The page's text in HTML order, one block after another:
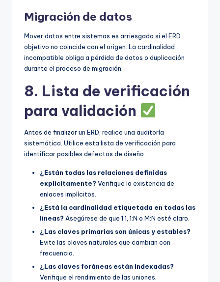
Migración de datos
Mover datos entre sistemas es arriesgado si el ERD
objetivo no coincide con el origen. La cardinalidad
incompatible obliga a pérdida de datos o duplicación
durante el proceso de migración.
8. Lista de verificación
para validación
Antes de finalizar un ERD, realice una auditoría
sistemática. Utilice esta lista de verificación para
identificar posibles defectos de diseño.
¿Están todas las relaciones definidas
explícitamente? Verifique la existencia de
enlaces implícitos.
¿Está la cardinalidad etiquetada en todas las
líneas? Asegúrese de que 1:1, 1:N o M:N esté claro.
¿Las claves primarias son únicas y estables?
Evite las claves naturales que cambian con
frecuencia.
¿Las claves foráneas están indexadas?
Verifique el rendimiento de las uniones.